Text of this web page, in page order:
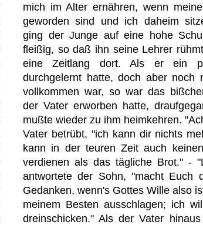
mich im Alter ernähren, wenn
geworden sind und ich daheim
ging der Junge auf eine hohe
fleißig, so daß ihn seine Lehrer
eine Zeitlang dort. Als er ein
durchgelernt hatte, doch aber noch
vollkommen war, so war das
der Vater erworben hatte,
mußte wieder zu ihm heimkehren.
Vater betrübt, "ich kann dir nichts
kann in der teuren Zeit auch
verdienen als das tägliche Brot." -
antwortete der Sohn, "macht Euch
Gedanken, wenn's Gottes Wille also
meinem Besten ausschlagen; ich
dreinschicken." Als der Vater